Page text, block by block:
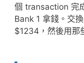
個 transaction 完
Bank 1 拿錢。交
$1234，然後用那